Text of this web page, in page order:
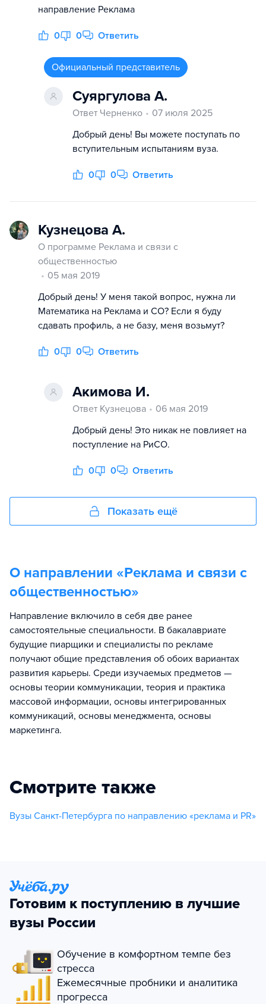
направление Реклама
0 0 Ответить
Официальный представитель
Суяргулова А.
Ответ Черненко
07 июля 2025
Добрый день! Вы можете поступать по
вступительным испытаниям вуза.
0 0 Ответить
Кузнецова А.
О программе Реклама и связи с
общественностью
05 мая 2019
Добрый день! У меня такой вопрос, нужна ли
Математика на Реклама и СО? Если я буду
сдавать профиль, а не базу, меня возьмут?
0 0 Ответить
Акимова И.
Ответ Кузнецова
06 мая 2019
Добрый день! Это никак не повлияет на
поступление на РиСО.
0 0 Ответить
Показать ещё
О направлении «Реклама и связи с
общественностью»
Направление включило в себя две ранее
самостоятельные специальности. В бакалавриате
будущие пиарщики и специалисты по рекламе
получают общие представления об обоих вариантах
развития карьеры. Среди изучаемых предметов —
основы теории коммуникации, теория и практика
массовой информации, основы интегрированных
коммуникаций, основы менеджмента, основы
маркетинга.
Смотрите также
Вузы Санкт-Петербурга по направлению «реклама и PR»
Готовим к поступлению в лучшие
вузы России
Обучение в комфортном темпе без
стресса
Ежемесячные пробники и аналитика
прогресса